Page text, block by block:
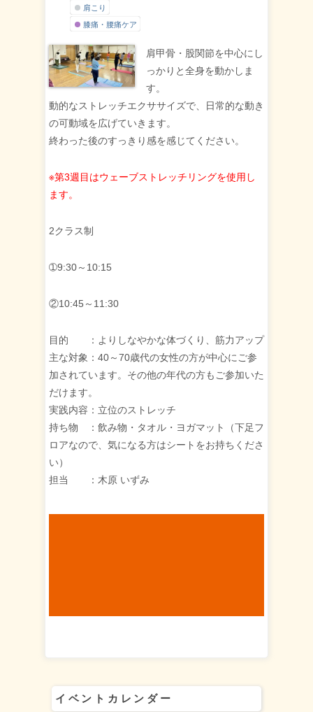
肩こり
膝痛・腰痛ケア
肩甲骨・股関節を中心にし
っかりと全身を動かしま
す。
動的なストレッチエクササイズで、日常的な動き
の可動域を広げていきます。
終わった後のすっきり感を感じてください。
※第3週目はウェーブストレッチリングを使用し
ます。
2クラス制
➀9:30～10:15
②10:45～11:30
目的 ：よりしなやかな体づくり、筋力アップ
主な対象：40～70歳代の女性の方が中心にご参
加されています。その他の年代の方もご参加いた
だけます。
実践内容：立位のストレッチ
持ち物 ：飲み物・タオル・ヨガマット（下足フ
ロアなので、気になる方はシートをお持ちくださ
い）
担当 ：木原 いずみ
イベントカレンダー